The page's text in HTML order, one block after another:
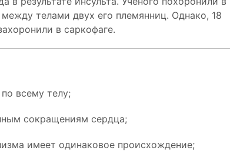
телами двух его племянниц. Однако, 18
в саркофаге.
всему телу;
сокращениям сердца;
имеет одинаковое происхождение;